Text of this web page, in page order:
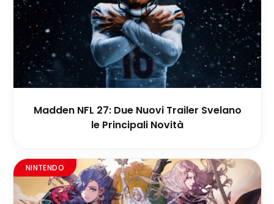
Madden NFL 27: Due Nuovi Trailer Svelano
le Principali Novità
NINTENDO